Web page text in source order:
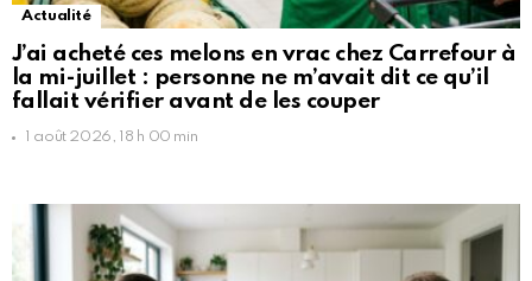
Actualité
J’ai acheté ces melons en vrac chez Carrefour à
la mi-juillet : personne ne m’avait dit ce qu’il
fallait vérifier avant de les couper
1 août 2026, 18 h 00 min